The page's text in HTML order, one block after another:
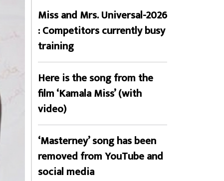
Miss and Mrs. Universal-2026
: Competitors currently busy
training
Here is the song from the
film ‘Kamala Miss’ (with
video)
‘Masterney’ song has been
removed from YouTube and
social media